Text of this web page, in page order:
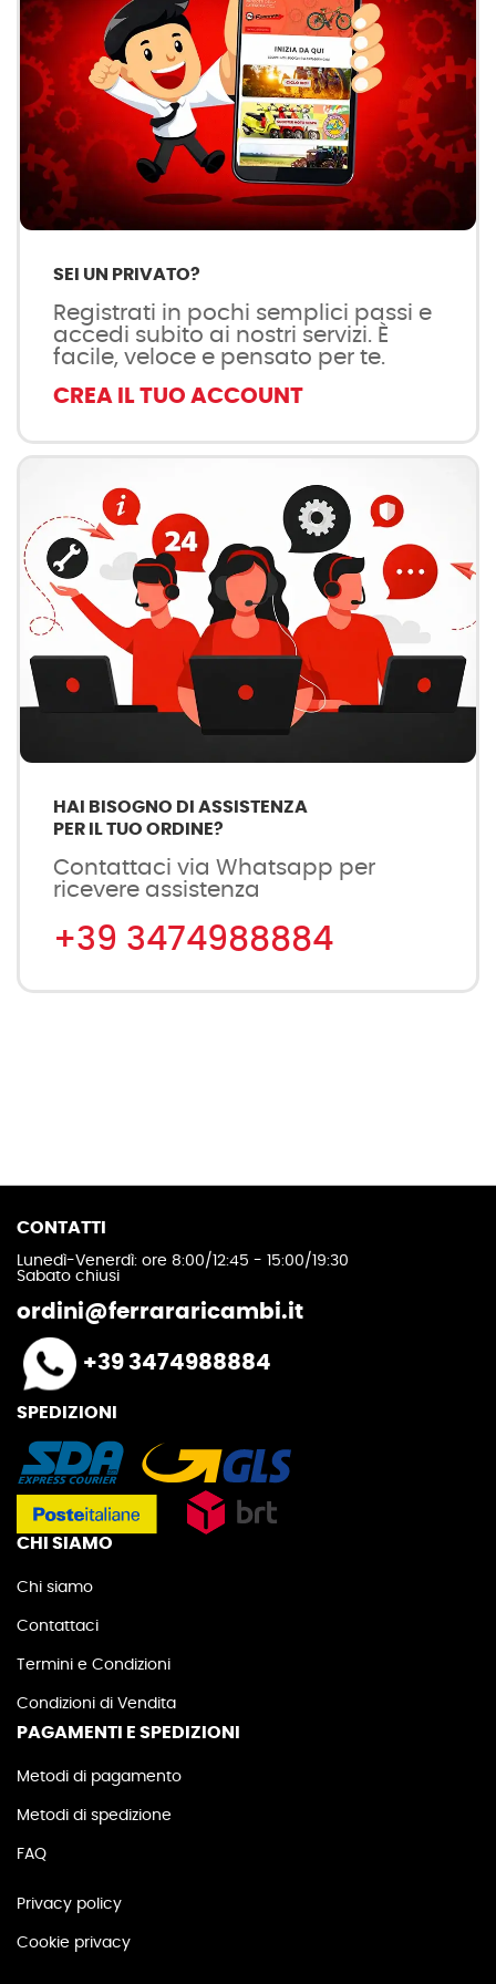
SEI UN PRIVATO?
Registrati in pochi semplici passi e
accedi subito ai nostri servizi. È
facile, veloce e pensato per te.
CREA IL TUO ACCOUNT
HAI BISOGNO DI ASSISTENZA
PER IL TUO ORDINE?
Contattaci via Whatsapp per
ricevere assistenza
+39 3474988884
CONTATTI
Lunedì-Venerdì: ore 8:00/12:45 - 15:00/19:30
Sabato chiusi
ordini@ferrararicambi.it
+39 3474988884
SPEDIZIONI
CHI SIAMO
Chi siamo
Contattaci
Termini e Condizioni
Condizioni di Vendita
PAGAMENTI E SPEDIZIONI
Metodi di pagamento
Metodi di spedizione
FAQ
Privacy policy
Cookie privacy